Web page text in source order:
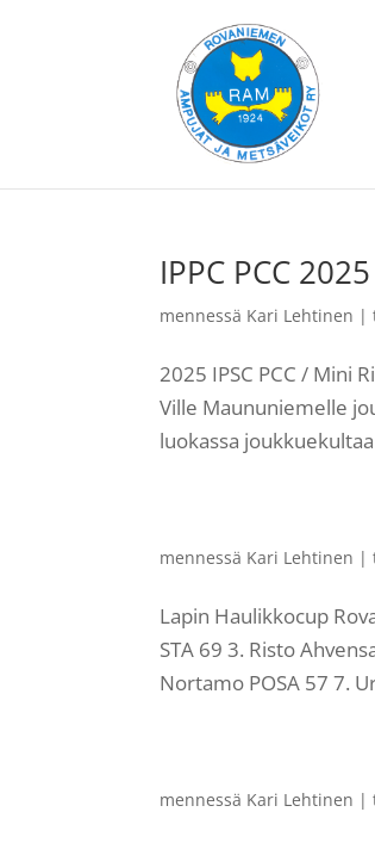
IPPC PCC 2025
mennessä Kari Lehtinen |
2025 IPSC PCC / Mini
Ville Maununiemelle
luokassa
mennessä Kari Lehtinen |
Lapin Haulikkocup
STA 69 3. Risto
Nortamo POSA 57 7.
mennessä Kari Lehtinen |